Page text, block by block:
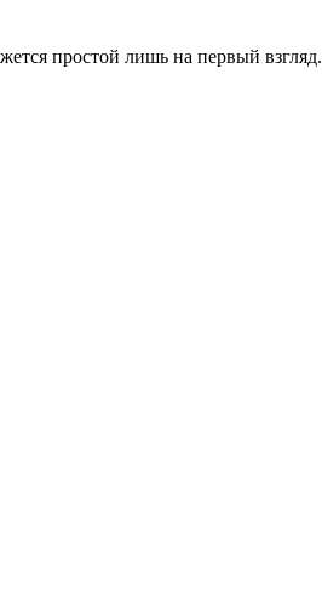
простой лишь на первый взгляд.